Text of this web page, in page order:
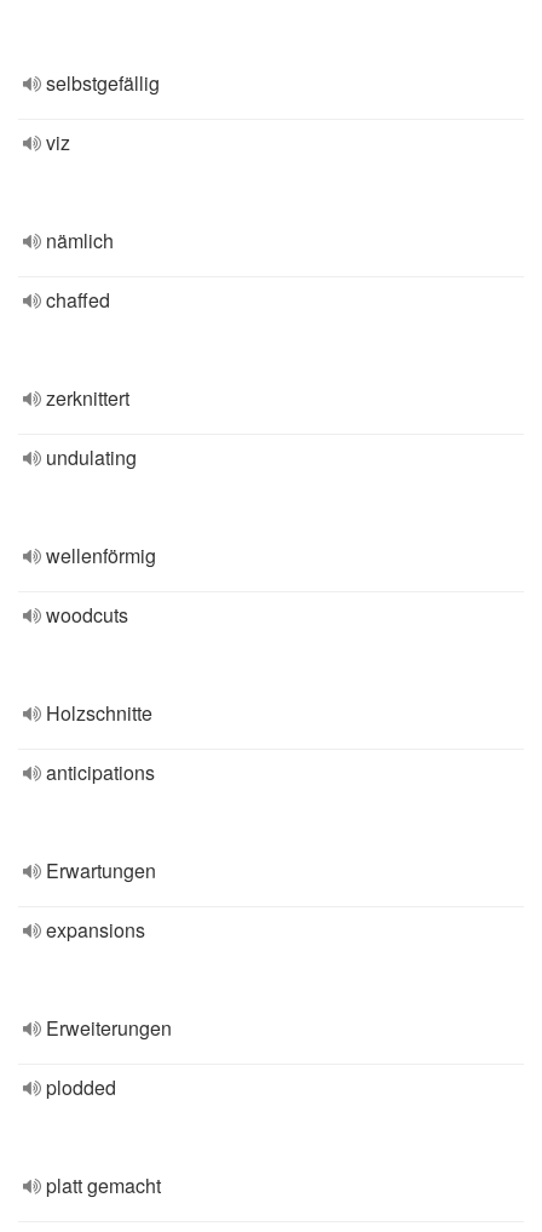
selbstgefällig
viz
nämlich
chaffed
zerknittert
undulating
wellenförmig
woodcuts
Holzschnitte
anticipations
Erwartungen
expansions
Erweiterungen
plodded
platt gemacht